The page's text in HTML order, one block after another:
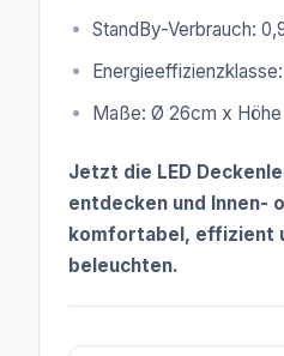
StandBy-Verbrauch:
Maße: Ø 26cm x
Jetzt die LED
entdecken und Innen-
komfortabel, effizient
beleuchten.